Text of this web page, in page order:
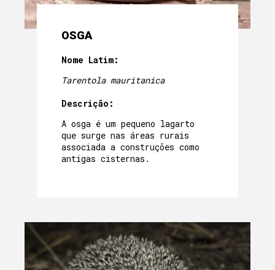
OSGA
Nome Latim:
Tarentola mauritanica
Descrição:
A osga é um pequeno lagarto
que surge nas áreas rurais
associada a construções como
antigas cisternas.